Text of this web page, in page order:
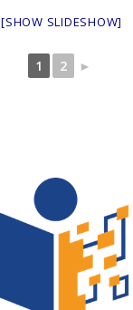
[SHOW SLIDESHOW]
1 2 ►